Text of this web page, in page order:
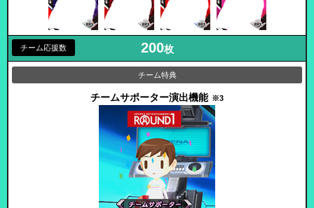
200枚
チームサポーター演出機能 ※3